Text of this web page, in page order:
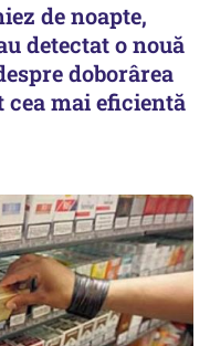
de noapte,
detectat o nouă
doborârea
cea mai eficientă